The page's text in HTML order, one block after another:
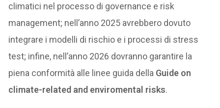
climatici nel processo di governance e risk
management; nell’anno 2025 avrebbero dovuto
integrare i modelli di rischio e i processi di stress
test; infine, nell’anno 2026 dovranno garantire la
piena conformità alle linee guida della Guide on
climate-related and enviromental risks.